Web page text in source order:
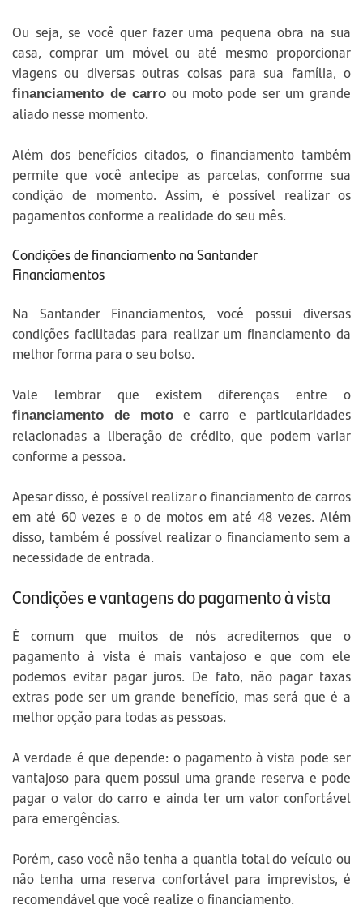
Ou seja, se você quer fazer uma pequena obra na sua
casa, comprar um móvel ou até mesmo proporcionar
viagens ou diversas outras coisas para sua família, o
financiamento de carroou moto pode ser um grande
aliado nesse momento.
Além dos benefícios citados, o financiamento também
permite que você antecipe as parcelas, conforme sua
condição de momento. Assim, é possível realizar os
pagamentos conforme a realidade do seu mês.
Condições de financiamento na Santander
Financiamentos
Na Santander Financiamentos, você possui diversas
condições facilitadas para realizar um financiamento da
melhor forma para o seu bolso.
Vale lembrar que existem diferenças entre o
financiamento de motoe carro e particularidades
relacionadas a liberação de crédito, que podem variar
conforme a pessoa.
Apesar disso, é possível realizar o financiamento de carros
em até 60 vezes e o de motos em até 48 vezes. Além
disso, também é possível realizar o financiamento sem a
necessidade de entrada.
Condições e vantagens do pagamento à vista
É comum que muitos de nós acreditemos que o
pagamento à vista é mais vantajoso e que com ele
podemos evitar pagar juros. De fato, não pagar taxas
extras pode ser um grande benefício, mas será que é a
melhor opção para todas as pessoas.
A verdade é que depende: o pagamento à vista pode ser
vantajoso para quem possui uma grande reserva e pode
pagar o valor do carro e ainda ter um valor confortável
para emergências.
Porém, caso você não tenha a quantia total do veículo ou
não tenha uma reserva confortável para imprevistos, é
recomendável que você realize o financiamento.